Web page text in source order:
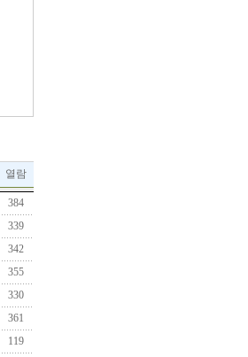
열람
384
339
342
355
330
361
119